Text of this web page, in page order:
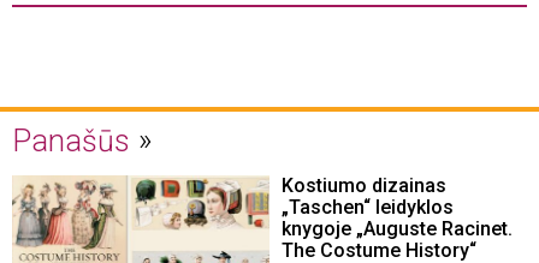
Panašūs
Kostiumo dizainas
„Taschen“ leidyklos
knygoje „Auguste Racinet.
The Costume History“